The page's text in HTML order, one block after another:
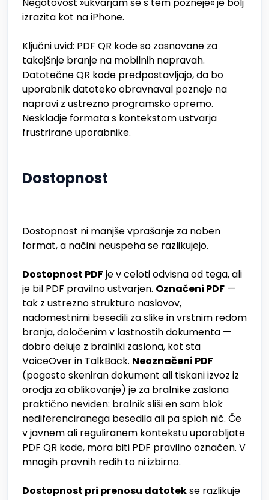
izrazita kot na iPhone.
Ključni uvid: PDF QR kode so zasnovane za
takojšnje branje na mobilnih napravah.
Datotečne QR kode predpostavljajo, da bo
uporabnik datoteko obravnaval pozneje na
napravi z ustrezno programsko opremo.
Neskladje formata s kontekstom ustvarja
frustrirane uporabnike.
Dostopnost
Dostopnost ni manjše vprašanje za noben
format, a načini neuspeha se razlikujejo.
Dostopnost PDFje v celoti odvisna od tega, ali
je bil PDF pravilno ustvarjen. Označeni PDF —
tak z ustrezno strukturo naslovov,
nadomestnimi besedili za slike in vrstnim redom
branja, določenim v lastnostih dokumenta —
dobro deluje z bralniki zaslona, kot sta
VoiceOver in TalkBack. Neoznačeni PDF
(pogosto skeniran dokument ali tiskani izvoz iz
orodja za oblikovanje) je za bralnike zaslona
praktično neviden: bralnik sliši en sam blok
nediferenciranega besedila ali pa sploh nič. Če
v javnem ali reguliranem kontekstu uporabljate
PDF QR kode, mora biti PDF pravilno označen. V
mnogih pravnih redih to ni izbirno.
Dostopnost pri prenosu datotekse razlikuje